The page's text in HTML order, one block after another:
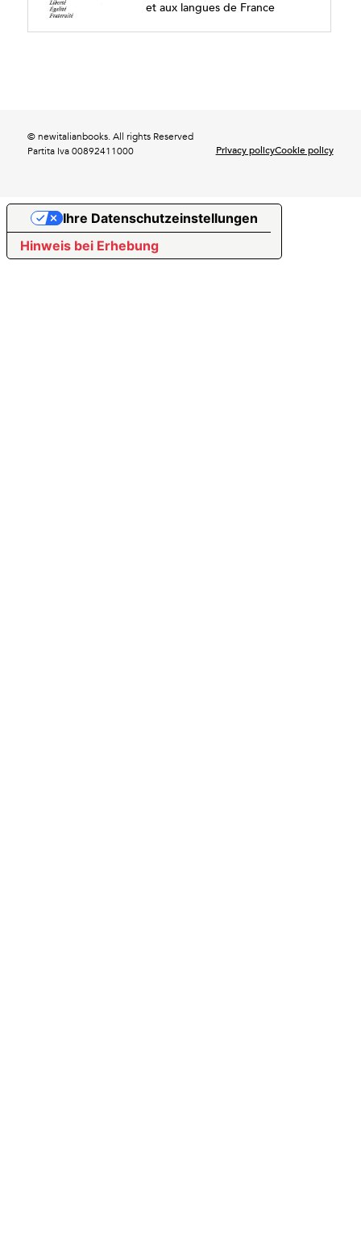
et aux langues de France
© newitalianbooks. All rights Reserved
Partita Iva 00892411000
Privacy policyCookie policy
Hinweis bei Erhebung
Ihre Datenschutzeinstellungen